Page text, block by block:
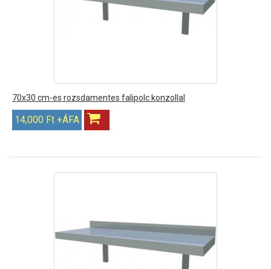
70x30 cm-es rozsdamentes falipolc konzollal
14,000 Ft +ÁFA